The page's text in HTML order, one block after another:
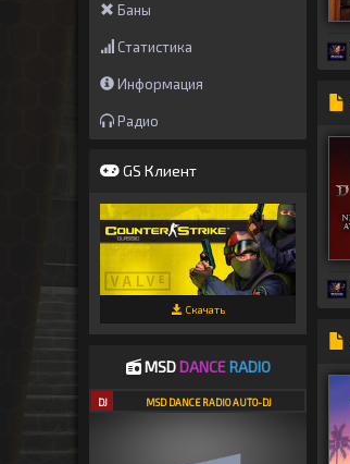
Баны
Статистика
Информация
Радио
GS Клиент
Скачать
MSDDANCE RADIO
DJ MSD DANCE RADIO AUTO-DJ